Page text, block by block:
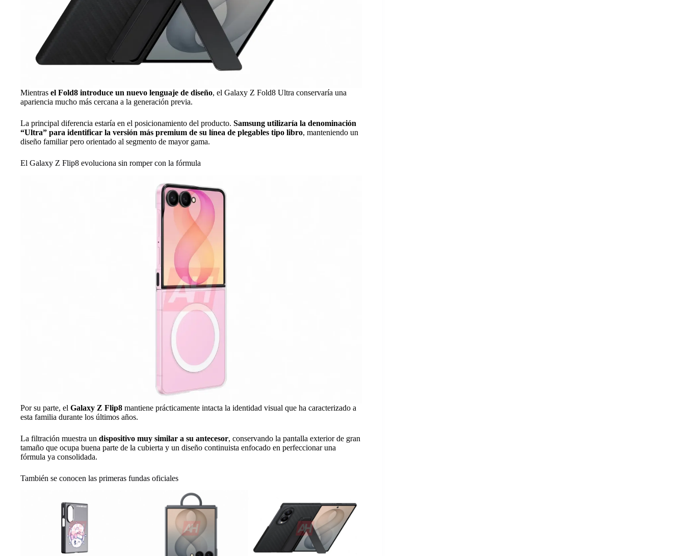
Mientras el Fold8 introduce un nuevo lenguaje de diseño, el Galaxy Z Fold8 Ultra conservaría una
apariencia mucho más cercana a la generación previa.
La principal diferencia estaría en el posicionamiento del producto. Samsung utilizaría la denominación
“Ultra” para identificar la versión más premium de su línea de plegables tipo libro, manteniendo un
diseño familiar pero orientado al segmento de mayor gama.
El Galaxy Z Flip8 evoluciona sin romper con la fórmula
Por su parte, el Galaxy Z Flip8 mantiene prácticamente intacta la identidad visual que ha caracterizado a
esta familia durante los últimos años.
La filtración muestra un dispositivo muy similar a su antecesor, conservando la pantalla exterior de gran
tamaño que ocupa buena parte de la cubierta y un diseño continuista enfocado en perfeccionar una
fórmula ya consolidada.
También se conocen las primeras fundas oficiales